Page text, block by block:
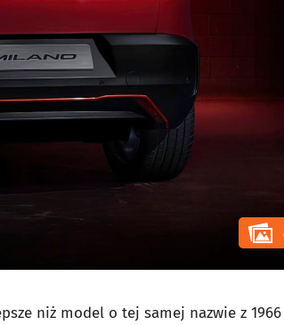
niż model o tej samej nazwie z